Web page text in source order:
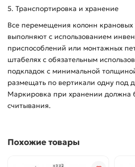
5. Транспортировка и хранение
Все перемещения колонн крановых
выполняют с использованием
приспособлений или монтажных
штабелях с обязательным
подкладок с минимальной
размещать по вертикали одну под
Маркировка при хранении должна
считывания.
Похожие товары